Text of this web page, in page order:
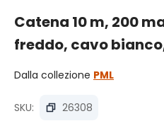
Catena 10 m, 200
freddo, cavo
Dalla collezione PML
SKU: 26308